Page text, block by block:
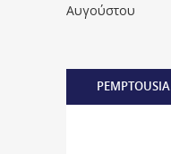
Αυγούστου
PEMPTOUSIA